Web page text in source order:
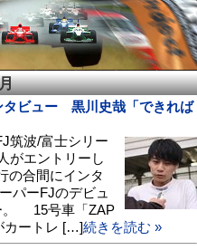
タビュー 黒川史哉「できれば
筑波/富士シリー
がエントリーし
の合間にインタ
パーFJのデビュ
。 15号車「ZAP
カートレ […]続きを読む »